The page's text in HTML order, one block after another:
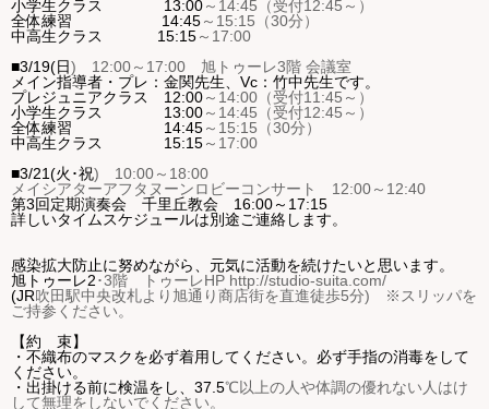
小学生クラス 13:00～ 14:45 （受付12:45 ～）
全体練習
14:45～ 15:15 （30分）
中高生クラス
15:15～ 17:00
■3/19(日) 12:00～ 17:00 旭トゥーレ3階 会議室
メイン指導者・ プレ：金関先生、 Vc ：竹中先生です。
プレジュニアクラス 12:00～ 14:00 （受付11:45 ～）
小学生クラス 13:00～ 14:45 （受付12:45 ～）
全体練習 14:45～ 15:15 （30分）
中高生クラス 15:15～ 17:00
■3/21(火･祝) 10:00～ 18:00
メイシアターアフタヌーンロビーコンサート 12:00～12:40
第3回定期演奏会 千里丘教会 16:00～17:15
詳しいタイムスケジュールは別途ご連絡します。
感染拡大防止に努めながら、元気に活動を続けたいと思います。
旭トゥーレ2･3階 トゥーレHP http://studio-suita.com/
(JR吹田駅中央改札より旭通り商店街を直進徒歩5分) ※スリッパを
ご持参ください。
【約 束】
・不織布のマスクを必ず着用してください。必ず手指の消毒をして
ください。
・出掛ける前に検温をし、 37.5℃以上の人や体調の優れない人はけ
して無理をしないでください。